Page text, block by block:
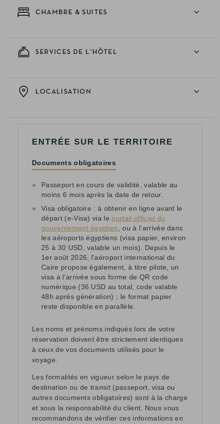
CHAMBRE & SUITES
SERVICES DE L'HÔTEL
LOCALISATION
ENTRÉE SUR LE TERRITOIRE
Documents obligatoires
●
Passeport en cours de validité, valable au
moins 6 mois après la date de retour.
●
Visa obligatoire : à obtenir en ligne avant le
départ (e-Visa) via le portail officiel du
gouvernement égyptien
, ou à l'arrivée dans
les aéroports égyptiens (visa papier, environ
25 à 30 USD, valable un mois). Depuis le
1er août 2026, l'aéroport international du
Caire propose également, à titre pilote, un
visa à l'arrivée sous forme de QR code
numérique (36 USD au total, code valable
48h après génération) ; le format papier
reste disponible en parallèle.
Les noms et prénoms indiqués lors de votre
réservation doivent être strictement identiques
à ceux de vos documents utilisés pour le
voyage.
Les formalités en vigueur selon le pays de
destination ou de transit (passeport, visa ou
autres documents obligatoires) sont à la charge
et sous la responsabilité du client. Nous vous
recommandons de vérifier ces informations en